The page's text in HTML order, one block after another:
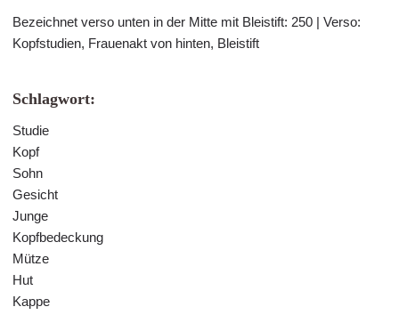
Bezeichnet verso unten in der Mitte mit Bleistift: 250 | Verso:
Kopfstudien, Frauenakt von hinten, Bleistift
Schlagwort:
Studie
Kopf
Sohn
Gesicht
Junge
Kopfbedeckung
Mütze
Hut
Kappe